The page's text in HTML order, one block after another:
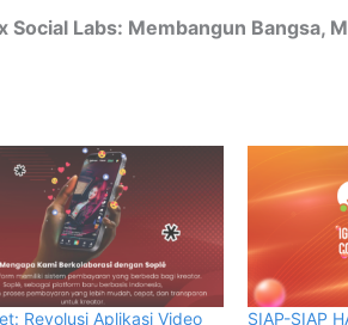
Social Labs: Membangun Bangsa,
Revolusi Aplikasi Video
SIAP-SIAP